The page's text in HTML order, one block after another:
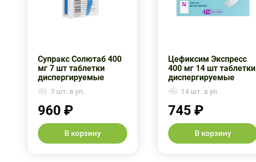
Супракс Солютаб 400
мг 7 шт таблетки
диспергируемые
7 шт. в уп.
960 ₽
В корзину
Цефиксим Экспресс
400 мг 14 шт таблетки
диспергируемые
14 шт. в уп.
745 ₽
В корзину